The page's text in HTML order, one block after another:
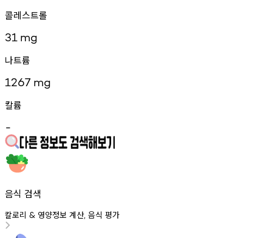
콜레스트롤
31 mg
나트륨
1267 mg
칼륨
-
음식 검색
칼로리 & 영양정보 계산, 음식 평가